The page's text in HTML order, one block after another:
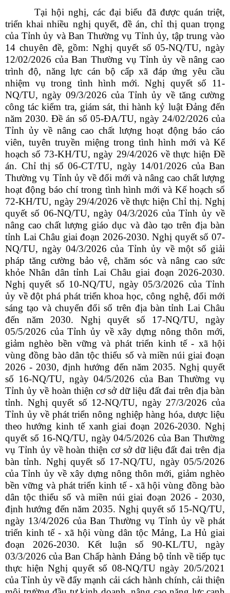
Tại hội nghị, các đại biểu đã được quán triệt,
triển khai nhiều nghị quyết, đề án, chỉ thị quan trọng
của Tỉnh ủy và Ban Thường vụ Tỉnh ủy, tập trung vào
14 chuyên đề, gồm: Nghị quyết số 05-NQ/TU, ngày
12/02/2026 của Ban Thường vụ Tỉnh ủy về nâng cao
trình độ, năng lực cán bộ cấp xã đáp ứng yêu cầu
nhiệm vụ trong tình hình mới. Nghị quyết số 11-
NQ/TU, ngày 09/3/2026 của Tỉnh ủy về tăng cường
công tác kiểm tra, giám sát, thi hành kỷ luật Đảng đến
năm 2030. Đề án số 05-ĐA/TU, ngày 24/02/2026 của
Tỉnh ủy về nâng cao chất lượng hoạt động báo cáo
viên, tuyên truyền miệng trong tình hình mới và Kế
hoạch số 73-KH/TU, ngày 29/4/2026 về thực hiện Đề
án. Chỉ thị số 06-CT/TU, ngày 14/01/2026 của Ban
Thường vụ Tỉnh ủy về đổi mới và nâng cao chất lượng
hoạt động báo chí trong tình hình mới và Kế hoạch số
72-KH/TU, ngày 29/4/2026 về thực hiện Chỉ thị. Nghị
quyết số 06-NQ/TU, ngày 04/3/2026 của Tỉnh ủy về
nâng cao chất lượng giáo dục và đào tạo trên địa bàn
tỉnh Lai Châu giai đoạn 2026-2030. Nghị quyết số 07-
NQ/TU, ngày 04/3/2026 của Tỉnh ủy về một số giải
pháp tăng cường bảo vệ, chăm sóc và nâng cao sức
khỏe Nhân dân tỉnh Lai Châu giai đoạn 2026-2030.
Nghị quyết số 10-NQ/TU, ngày 05/3/2026 của Tỉnh
ủy về đột phá phát triển khoa học, công nghệ, đổi mới
sáng tạo và chuyển đổi số trên địa bàn tỉnh Lai Châu
đến năm 2030. Nghị quyết số 17-NQ/TU, ngày
05/5/2026 của Tỉnh ủy về xây dựng nông thôn mới,
giảm nghèo bền vững và phát triển kinh tế - xã hội
vùng đồng bào dân tộc thiểu số và miền núi giai đoạn
2026 - 2030, định hướng đến năm 2035. Nghị quyết
số 16-NQ/TU, ngày 04/5/2026 của Ban Thường vụ
Tỉnh ủy về hoàn thiện cơ sở dữ liệu đất đai trên địa bàn
tỉnh. Nghị quyết số 12-NQ/TU, ngày 27/3/2026 của
Tỉnh ủy về phát triển nông nghiệp hàng hóa, dược liệu
theo hướng kinh tế xanh giai đoạn 2026-2030. Nghị
quyết số 16-NQ/TU, ngày 04/5/2026 của Ban Thường
vụ Tỉnh ủy về hoàn thiện cơ sở dữ liệu đất đai trên địa
bàn tỉnh. Nghị quyết số 17-NQ/TU, ngày 05/5/2026
của Tỉnh ủy về xây dựng nông thôn mới, giảm nghèo
bền vững và phát triển kinh tế - xã hội vùng đồng bào
dân tộc thiểu số và miền núi giai đoạn 2026 - 2030,
định hướng đến năm 2035. Nghị quyết số 15-NQ/TU,
ngày 13/4/2026 của Ban Thường vụ Tỉnh ủy về phát
triển kinh tế - xã hội vùng dân tộc Mảng, La Hủ giai
đoạn 2026-2030. Kết luận số 90-KL/TU, ngày
03/3/2026 của Ban Chấp hành Đảng bộ tỉnh về tiếp tục
thực hiện Nghị quyết số 08-NQ/TU ngày 20/5/2021
của Tỉnh ủy về đẩy mạnh cải cách hành chính, cải thiện